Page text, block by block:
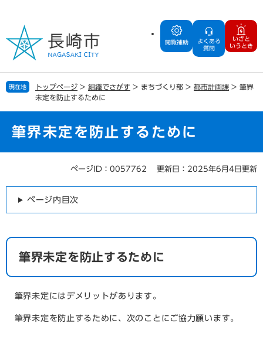
の
で
す
ー
ば
し
閲覧補助
よくある
質問
いざと
いうとき
現在地 トップページ > 組織でさがす > まちづくり部 > 都市計画課 > 筆界
未定を防止するために
筆界未定を防止するために
ページID：0057762 更新日：2025年6月4日更新
ページ内目次
筆界未定を防止するために
筆界未定にはデメリットがあります。
筆界未定を防止するために、次のことにご協力願います。